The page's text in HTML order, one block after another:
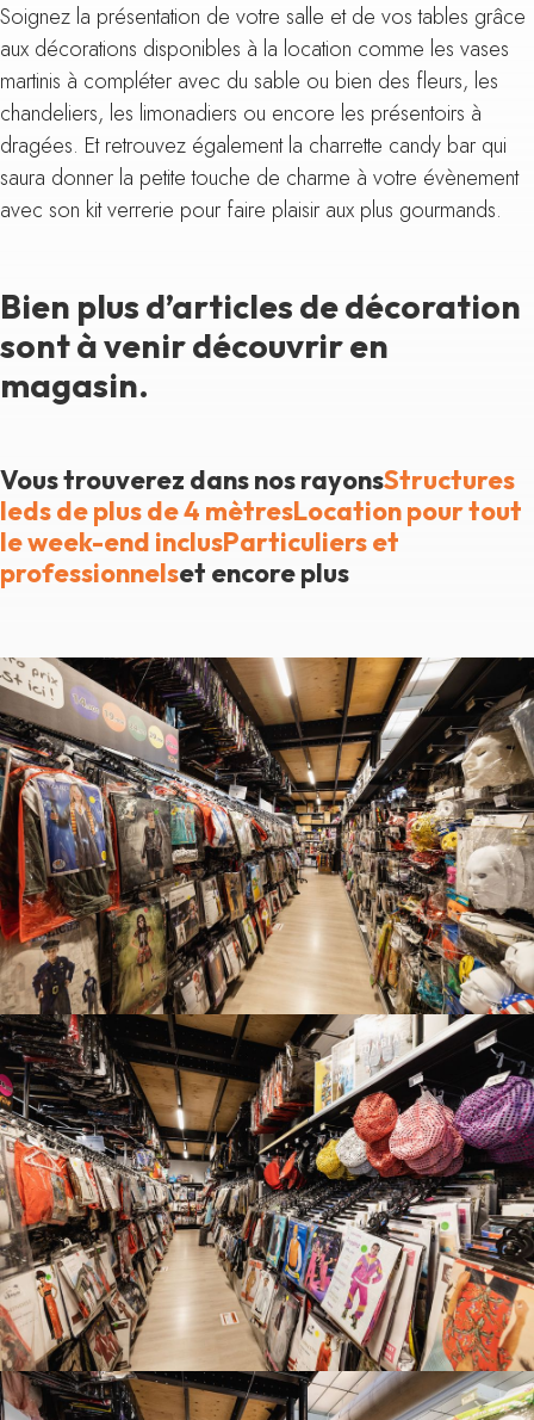
Soignez la présentation de votre salle et de vos tables grâce
aux décorations disponibles à la location comme les vases
martinis à compléter avec du sable ou bien des fleurs, les
chandeliers, les limonadiers ou encore les présentoirs à
dragées. Et retrouvez également la charrette candy bar qui
saura donner la petite touche de charme à votre évènement
avec son kit verrerie pour faire plaisir aux plus gourmands.
Bien plus d’articles de décoration
sont à venir découvrir en
magasin.
Vous trouverez dans nos rayonsStructures
leds de plus de 4 mètresLocation pour tout
le week-end inclusParticuliers et
professionnelset encore plus